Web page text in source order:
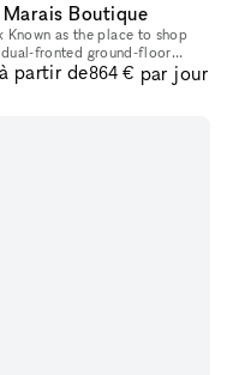
Boutique
fronted ground-floor
This shop benef
à partir de864 € par jour